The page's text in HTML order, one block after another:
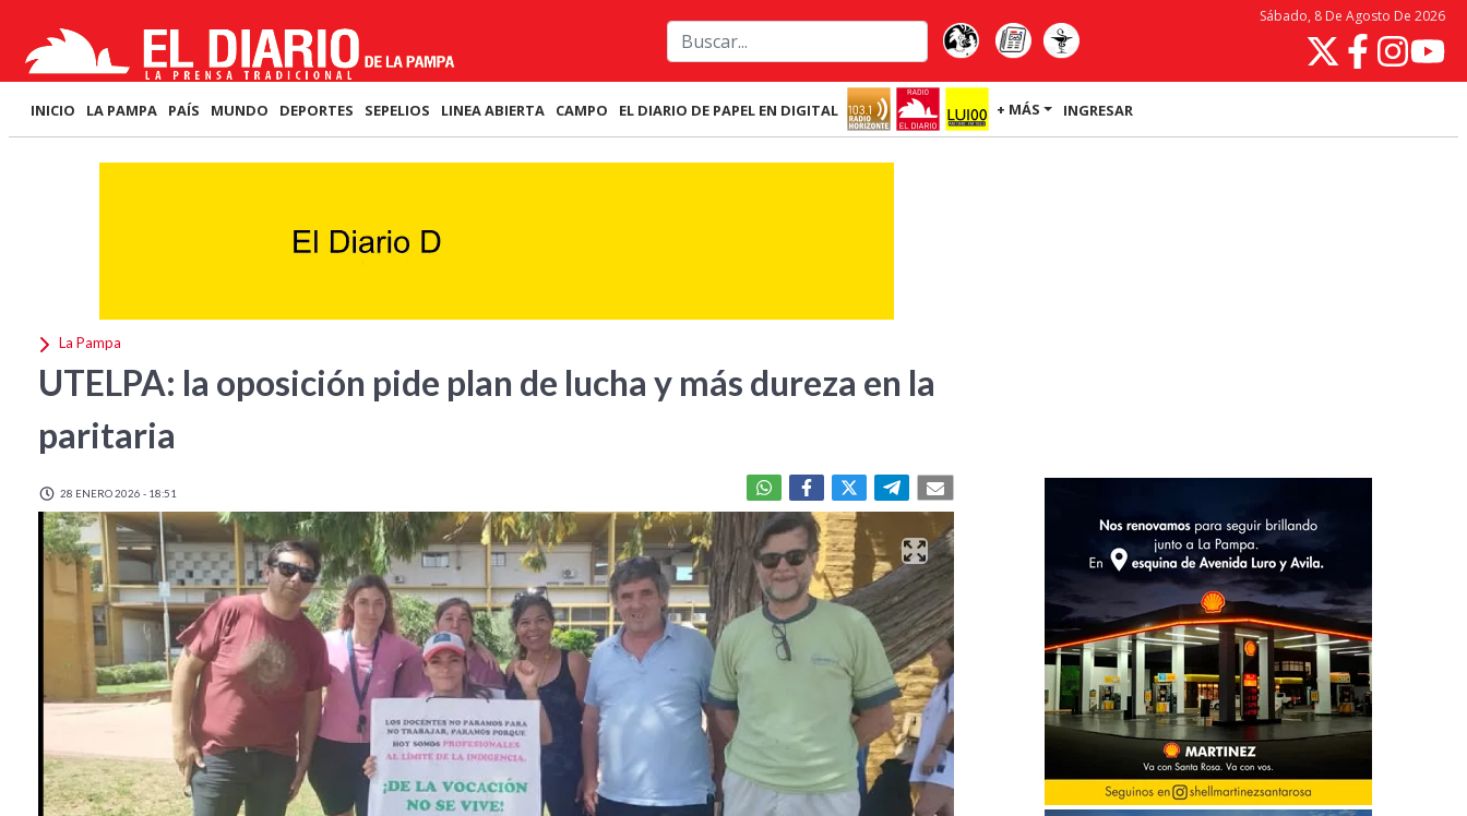
Sábado, 8 De Agosto De 2026
INICIO LA PAMPA PAÍS MUNDO DEPORTES SEPELIOS LINEA ABIERTA CAMPO EL DIARIO DE PAPEL EN DIGITAL + MÁS INGRESAR
La Pampa
UTELPA: la oposición pide plan de lucha y más dureza en la
paritaria
28 ENERO 2026 - 18:51